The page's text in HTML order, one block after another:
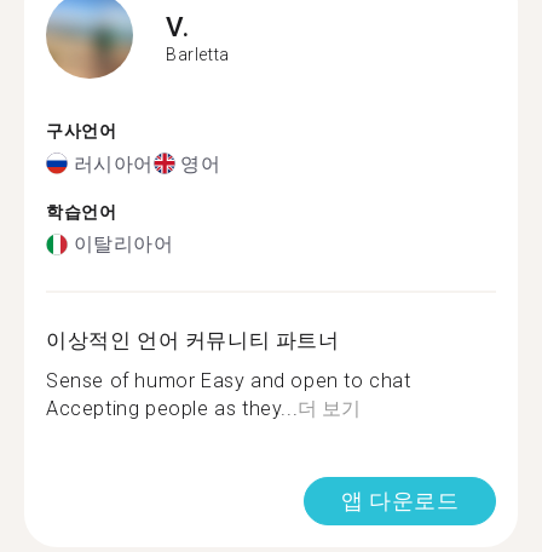
V.
Barletta
구사언어
러시아어 영어
학습언어
이탈리아어
이상적인 언어 커뮤니티 파트너
Sense of humor Easy and open to chat
Accepting people as they...더 보기
앱 다운로드